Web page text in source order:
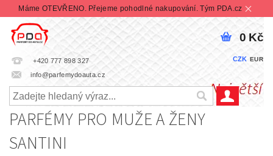
Máme OTEVŘENO. Přejeme pohodlné nakupování. Tým PDA.cz
+420 777 898 327
info@parfemydoauta.cz
CZK EUR
0 Kč
PARFÉMY PRO MUŽE A ŽENY
SANTINI